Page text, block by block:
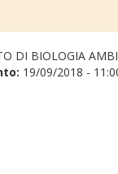
DI BIOLOGIA
19/09/2018 -